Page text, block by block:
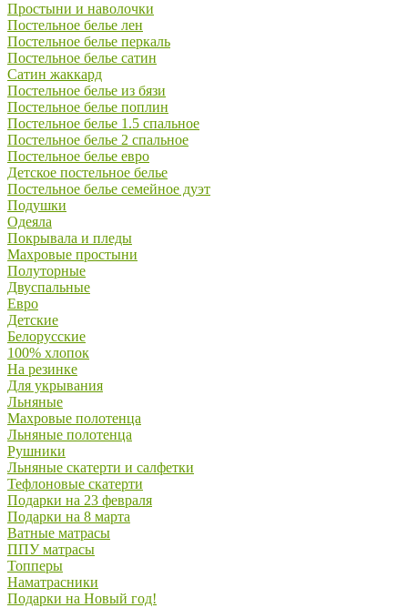
Простыни и наволочки
Постельное белье лен
Постельное белье перкаль
Постельное белье сатин
Сатин жаккард
Постельное белье из бязи
Постельное белье поплин
Постельное белье 1.5 спальное
Постельное белье 2 спальное
Постельное белье евро
Детское постельное белье
Постельное белье семейное дуэт
Подушки
Одеяла
Покрывала и пледы
Махровые простыни
Полуторные
Двуспальные
Евро
Детские
Белорусские
100% хлопок
На резинке
Для укрывания
Льняные
Махровые полотенца
Льняные полотенца
Рушники
Льняные скатерти и салфетки
Тефлоновые скатерти
Подарки на 23 февраля
Подарки на 8 марта
Ватные матрасы
ППУ матрасы
Топперы
Наматрасники
Подарки на Новый год!